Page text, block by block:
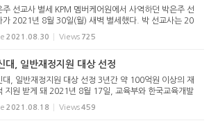
주 선교사 별세 KPM 멤버케어원에서 사역하던 박은주 선
가 2021년 8월 30일(월) 새벽 별세했다. 박 선교사는 20
8월 26일(목) 대전 근처에서 큰 교통사고를 입어 치료를
중이었으나 끝내 숨을 거뒀다. 박은주 선교사는 남편 이
2021.08.30 Views 725
대, 일반재정지원 대상 선정
대, 일반재정지원 대상 선정 3년간 약 100억원 이상의 재
지원 받게 돼 2021년 8월 17일, 교육부와 한국교육개발
대학구조개혁위원회의 심의를 거쳐 ‘2021 대학 기본역
단’ 결과를 발표했다. 인하대, 총신대, 성신여대 등 52개
2021.08.18 Views459